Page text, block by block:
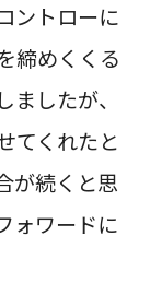
ントローに
締めくくる
したが、
てくれたと
が続くと思
ォワードに